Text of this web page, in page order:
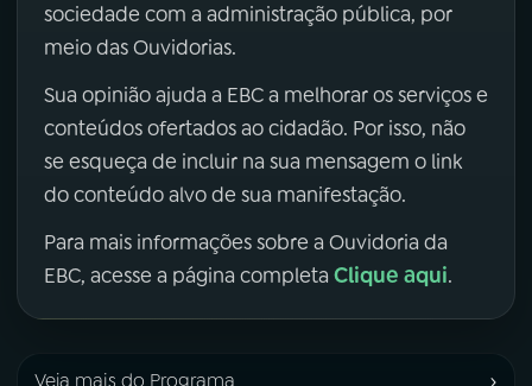
sociedade com a administração pública, por
meio das Ouvidorias.
Sua opinião ajuda a EBC a melhorar os serviços e
conteúdos ofertados ao cidadão. Por isso, não
se esqueça de incluir na sua mensagem o link
do conteúdo alvo de sua manifestação.
Para mais informações sobre a Ouvidoria da
EBC, acesse a página completa Clique aqui.
Veja mais do Programa